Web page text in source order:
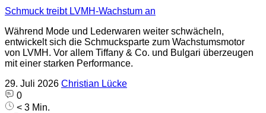
Schmuck treibt LVMH-Wachstum an
Während Mode und Lederwaren weiter schwächeln,
entwickelt sich die Schmucksparte zum Wachstumsmotor
von LVMH. Vor allem Tiffany & Co. und Bulgari überzeugen
mit einer starken Performance.
29. Juli 2026 Christian Lücke
0
< 3 Min.